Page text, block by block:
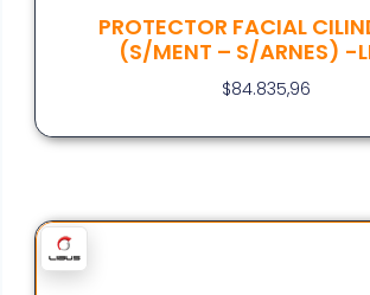
PROTECTOR FACIAL
(S/MENT – S/ARNES) -
$84.835,96